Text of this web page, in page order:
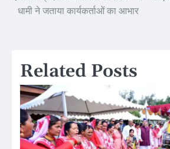
धामी ने जताया कार्यकर्ताओं का आभार
Related Posts